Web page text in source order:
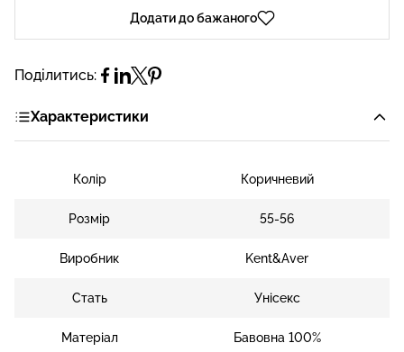
Додати до бажаного
Поділитись:
Характеристики
Колір Коричневий
Розмір 55-56
Виробник Kent&Aver
Стать Унісекс
Матеріал Бавовна 100%